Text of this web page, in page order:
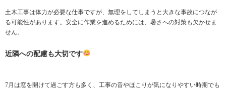
土木工事は体力が必要な仕事ですが、無理をしてしまうと大きな事故につなが
る可能性があります。安全に作業を進めるためには、暑さへの対策も欠かせま
せん。
近隣への配慮も大切です
7月は窓を開けて過ごす方も多く、工事の音やほこりが気になりやすい時期でも